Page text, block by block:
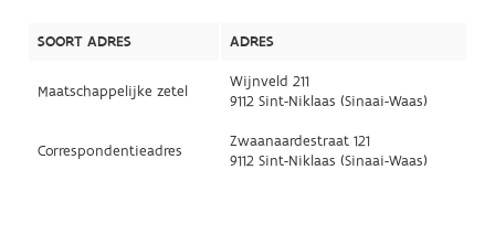
SOORT ADRES ADRES
Maatschappelijke zetel
Wijnveld 211
9112 Sint-Niklaas (Sinaai-Waas)
Correspondentieadres
Zwaanaardestraat 121
9112 Sint-Niklaas (Sinaai-Waas)